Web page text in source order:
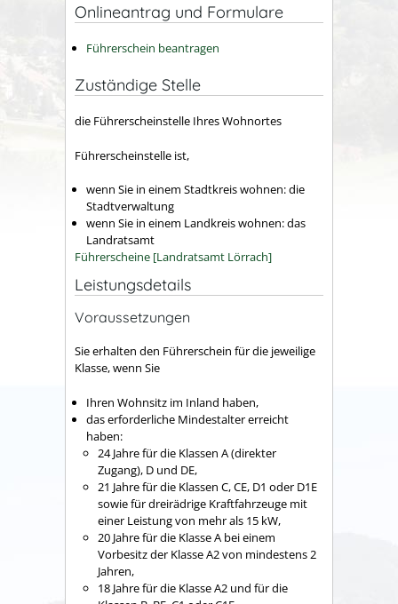
Onlineantrag und Formulare
Führerschein beantragen
Zuständige Stelle
die Führerscheinstelle Ihres Wohnortes
Führerscheinstelle ist,
wenn Sie in einem Stadtkreis wohnen: die
Stadtverwaltung
wenn Sie in einem Landkreis wohnen: das
Landratsamt
Führerscheine [Landratsamt Lörrach]
Leistungsdetails
Voraussetzungen
Sie erhalten den Führerschein für die jeweilige
Klasse, wenn Sie
Ihren Wohnsitz im Inland haben,
das erforderliche Mindestalter erreicht
haben:
24 Jahre für die Klassen A (direkter
Zugang), D und DE,
21 Jahre für die Klassen C, CE, D1 oder D1E
sowie für dreirädrige Kraftfahrzeuge mit
einer Leistung von mehr als 15 kW,
20 Jahre für die Klasse A bei einem
Vorbesitz der Klasse A2 von mindestens 2
Jahren,
18 Jahre für die Klasse A2 und für die